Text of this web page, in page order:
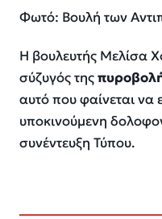
Φωτό: Βουλή των
Η βουλευτής Μελίσα
σύζυγός της
αυτό που φαίνεται να
υποκινούμενη
συνέντευξη Τύπου.